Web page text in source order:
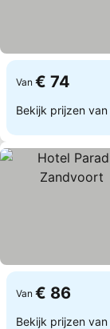
Van € 74
Bekijk prijzen van
Van € 86
Bekijk prijzen van